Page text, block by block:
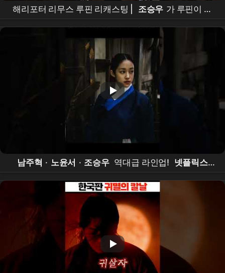
해리포터 리무스 루핀 리캐스팅 | 조승우 가 루핀이 된
다면? | Harry Potter Remus Lupin Recasting | Cho
Seung-woo
남주혁 · 노윤서 · 조승우 역대급 라인업! 넷플릭스
오컬트 사극 ' 동궁 ' 내달 17일 공개 # 동궁 # 넷플릭
# 남주혁 # 노윤서 # 조승우